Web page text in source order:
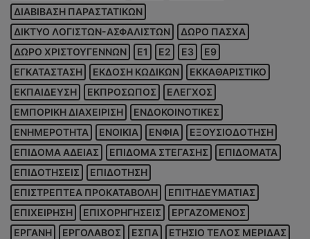
ΔΙΑΒΙΒΑΣΗ ΠΑΡΑΣΤΑΤΙΚΩΝ
ΔΙΚΤΥΟ ΛΟΓΙΣΤΩΝ-ΑΣΦΑΛΙΣΤΩΝ
ΔΩΡΟ ΠΑΣΧΑ
ΔΩΡΟ ΧΡΙΣΤΟΥΓΕΝΝΩΝ
Ε1 Ε2 Ε3
Ε9
ΕΓΚΑΤΑΣΤΑΣΗ
ΕΚΔΟΣΗ ΚΩΔΙΚΩΝ
ΕΚΚΑΘΑΡΙΣΤΙΚΟ
ΕΚΠΑΙΔΕΥΣΗ
ΕΚΠΡΟΣΩΠΟΣ
ΕΛΕΓΧΟΣ
ΕΜΠΟΡΙΚΗ ΔΙΑΧΕΙΡΙΣΗ
ΕΝΔΟΚΟΙΝΟΤΙΚΕΣ
ΕΝΗΜΕΡΟΤΗΤΑ
ΕΝΟΙΚΙΑ ΕΝΦΙΑ
ΕΞΟΥΣΙΟΔΟΤΗΣΗ
ΕΠΙΔΟΜΑ ΑΔΕΙΑΣ
ΕΠΙΔΟΜΑ ΣΤΕΓΑΣΗΣ
ΕΠΙΔΟΜΑΤΑ
ΕΠΙΔΟΤΗΣΕΙΣ
ΕΠΙΔΟΤΗΣΗ
ΕΠΙΣΤΡΕΠΤΕΑ ΠΡΟΚΑΤΑΒΟΛΗ
ΕΠΙΤΗΔΕΥΜΑΤΙΑΣ
ΕΠΙΧΕΙΡΗΣΗ
ΕΠΙΧΟΡΗΓΗΣΕΙΣ
ΕΡΓΑΖΟΜΕΝΟΣ
ΕΡΓΑΝΗ
ΕΡΓΟΛΑΒΟΣ ΕΣΠΑ
ΕΤΗΣΙΟ ΤΕΛΟΣ ΜΕΡΙΔΑΣ